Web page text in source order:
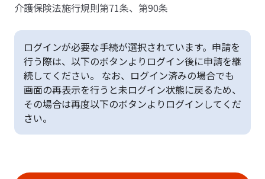
介護保険法施行規則第71条、第90条
ログインが必要な手続が選択されています。申請を
行う際は、以下のボタンよりログイン後に申請を継
続してください。 なお、ログイン済みの場合でも
画面の再表示を行うと未ログイン状態に戻るため、
その場合は再度以下のボタンよりログインしてくだ
さい。